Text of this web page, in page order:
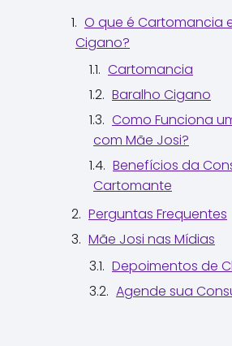
O que é Cartomancia
Cigano?
Cartomancia
Baralho Cigano
Como Funciona
com Mãe Josi?
Benefícios da
Cartomante
Perguntas Frequentes
Mãe Josi nas Mídias
Depoimentos de
Agende sua